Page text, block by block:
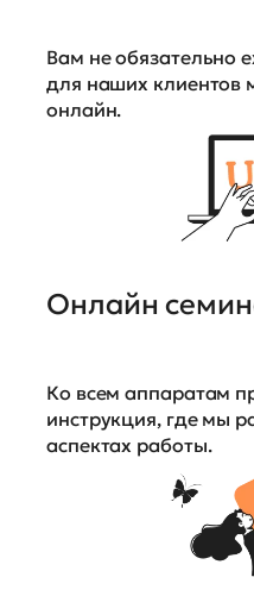
Вам не обязательно
для наших клиентов
онлайн.
Онлайн
Ко всем аппаратам
инструкция, где мы
аспектах работы.